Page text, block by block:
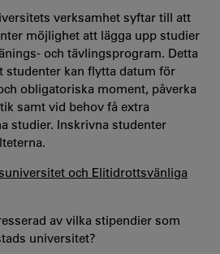
verksamhet syftar till att
möjlighet att lägga upp studier
och tävlingsprogram. Detta
studenter kan flytta datum för
obligatoriska moment, påverka
samt vid behov få extra
studier. Inskrivna studenter
och Elitidrottsvänliga
av vilka stipendier som
universitet?